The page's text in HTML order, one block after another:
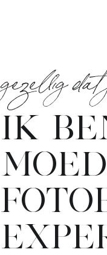
gezellig
IK